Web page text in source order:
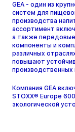
GEA - один из
систем для
производства
ассортимент
а также
компоненты и
различных
повышают
производственных
Компания GEA
STOXX® Europe
экологической